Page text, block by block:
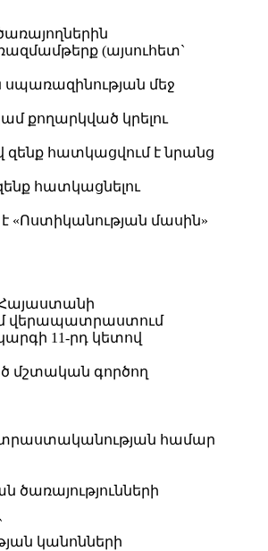
(այսուհետ`
սպառազինության մեջ
քողարկված կրելու
զենք հատկացվում է նրանց
հատկացնելու
«Ոստիկանության մասին»
Հայաստանի
վերապատրաստում
11-րդ կետով
մշտական գործող
համար
կանոնների